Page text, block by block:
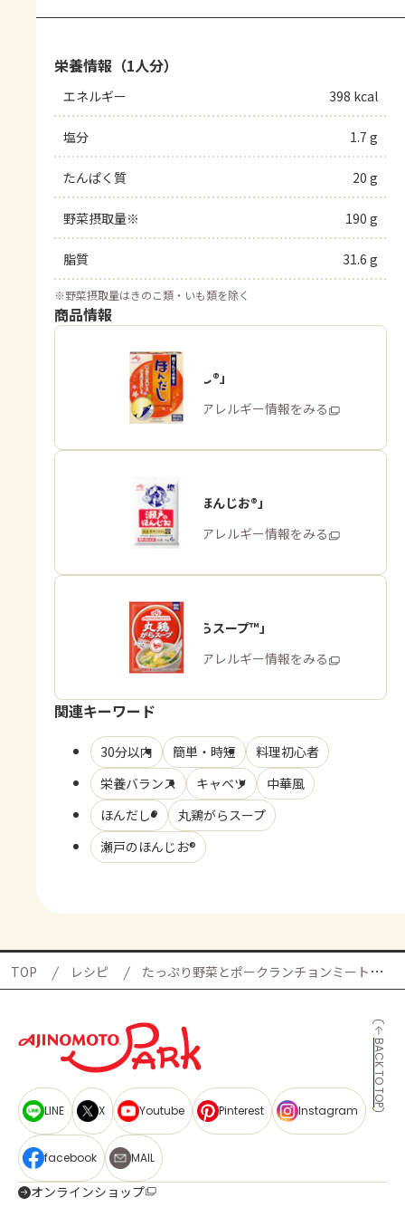
栄養情報（1人分）
エネルギー 398 kcal
塩分 1.7 g
たんぱく質 20 g
野菜摂取量※ 190 g
脂質 31.6 g
※野菜摂取量はきのこ類・いも類を除く
商品情報
「ほんだし®」
商品・アレルギー情報をみる
「瀬戸のほんじお®」
商品・アレルギー情報をみる
「丸鶏がらスープ™」
商品・アレルギー情報をみる
関連キーワード
30分以内 簡単・時短
料理初心者
栄養バランス
キャベツ
中華風
ほんだし®
丸鶏がらスープ
瀬戸のほんじお®
TOP レシピ たっぷり野菜とポークランチョンミート炒めの献立
BACK TO TOP
LINE X Youtube Pinterest Instagram
facebook MAIL
オンラインショップ